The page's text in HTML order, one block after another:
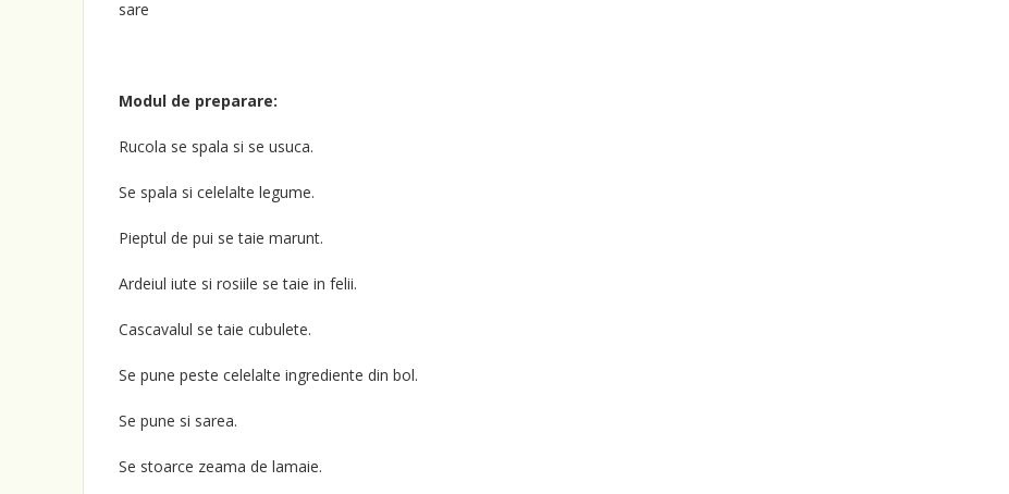
sare
Modul de preparare:
Rucola se spala si se usuca.
Se spala si celelalte legume.
Pieptul de pui se taie marunt.
Ardeiul iute si rosiile se taie in felii.
Cascavalul se taie cubulete.
Se pune peste celelalte ingrediente din bol.
Se pune si sarea.
Se stoarce zeama de lamaie.